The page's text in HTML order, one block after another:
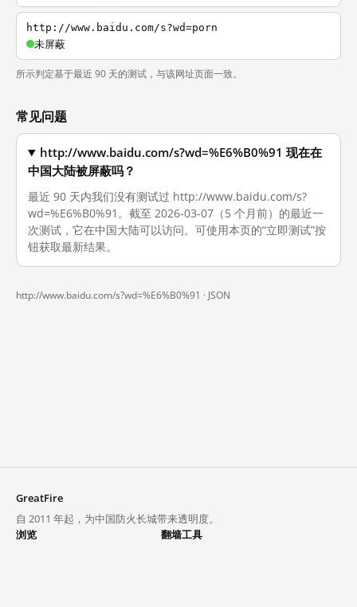
http://www.baidu.com/s?wd=porn
未屏蔽
所示判定基于最近 90 天的测试，与该网址页面一致。
常见问题
http://www.baidu.com/s?wd=%E6%B0%91 现在在
中国大陆被屏蔽吗？
最近 90 天内我们没有测试过 http://www.baidu.com/s?
wd=%E6%B0%91。截至 2026-03-07（5 个月前）的最近一
次测试，它在中国大陆可以访问。可使用本页的“立即测试”按
钮获取最新结果。
http://www.baidu.com/s?wd=%E6%B0%91 · JSON
GreatFire
自 2011 年起，为中国防火长城带来透明度。
浏览
翻墙工具